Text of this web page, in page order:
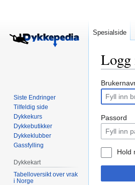
Logg
Hopp
navigering
Hopp
søk
Passord
Hold
Spesialside
Siste Endringer
Tilfeldig side
Dykkekurs
Dykkebutikker
Dykkeklubber
Gassfylling
Dykkekart
Tabelloversikt over vrak
i Norge